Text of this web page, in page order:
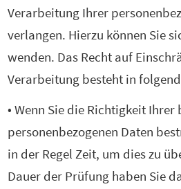
Verarbeitung Ihrer
verlangen. Hierzu können Sie
wenden. Das Recht auf
Verarbeitung besteht in
• Wenn Sie die Richtigkeit
personenbezogenen Daten
in der Regel Zeit, um dies zu
Dauer der Prüfung haben Sie